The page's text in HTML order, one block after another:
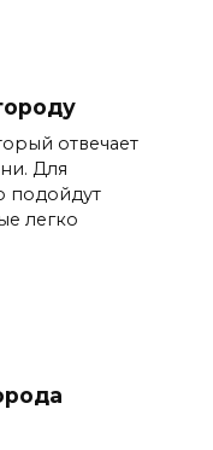
отвечает
Для
подойдут
легко